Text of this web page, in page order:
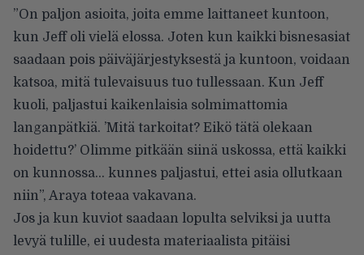
”On paljon asioita, joita emme laittaneet kuntoon,
kun Jeff oli vielä elossa. Joten kun kaikki bisnesasiat
saadaan pois päiväjärjestyksestä ja kuntoon, voidaan
katsoa, mitä tulevaisuus tuo tullessaan. Kun Jeff
kuoli, paljastui kaikenlaisia solmimattomia
langanpätkiä. ’Mitä tarkoitat? Eikö tätä olekaan
hoidettu?’ Olimme pitkään siinä uskossa, että kaikki
on kunnossa… kunnes paljastui, ettei asia ollutkaan
niin”, Araya toteaa vakavana.
Jos ja kun kuviot saadaan lopulta selviksi ja uutta
levyä tulille, ei uudesta materiaalista pitäisi